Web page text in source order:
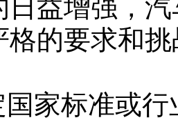
日益增强，
格的要求和
国家标准或